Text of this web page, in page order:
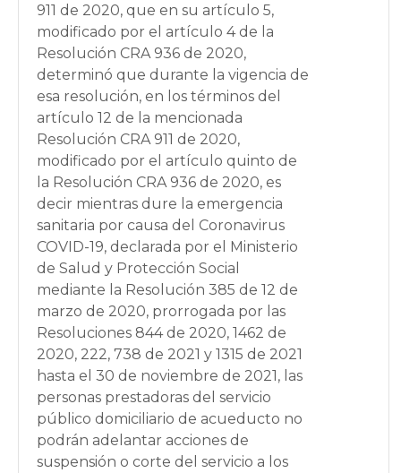
911 de 2020, que en su artículo 5,
modificado por el artículo 4 de la
Resolución CRA 936 de 2020,
determinó que durante la vigencia de
esa resolución, en los términos del
artículo 12 de la mencionada
Resolución CRA 911 de 2020,
modificado por el artículo quinto de
la Resolución CRA 936 de 2020, es
decir mientras dure la emergencia
sanitaria por causa del Coronavirus
COVID-19, declarada por el Ministerio
de Salud y Protección Social
mediante la Resolución 385 de 12 de
marzo de 2020, prorrogada por las
Resoluciones 844 de 2020, 1462 de
2020, 222, 738 de 2021 y 1315 de 2021
hasta el 30 de noviembre de 2021, las
personas prestadoras del servicio
público domiciliario de acueducto no
podrán adelantar acciones de
suspensión o corte del servicio a los